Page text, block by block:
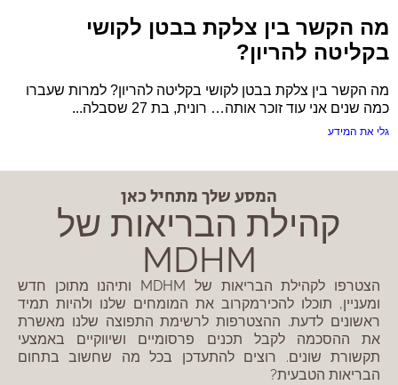
מה הקשר בין צלקת בבטן לקושי
בקליטה להריון?
מה הקשר בין צלקת בבטן לקושי בקליטה להריון? למרות שעברו
כמה שנים אני עוד זוכר אותה… רונית, בת 27 שסבלה...
גלי את המידע
המסע שלך מתחיל כאן
קהילת הבריאות של
MDHM
הצטרפו לקהילת הבריאות של MDHM ותיהנו מתוכן חדש
ומעניין, תוכלו להכירמקרוב את המומחים שלנו ולהיות תמיד
ראשונים לדעת. ההצטרפות לרשימת התפוצה שלנו מאשרת
את ההסכמה לקבל תכנים פרסומיים ושיווקיים באמצעי
תקשורת שונים. רוצים להתעדכן בכל מה שחשוב בתחום
הבריאות הטבעית?